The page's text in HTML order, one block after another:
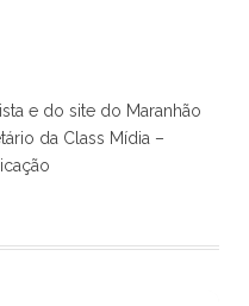
e do site do Maranhão
da Class Mídia –